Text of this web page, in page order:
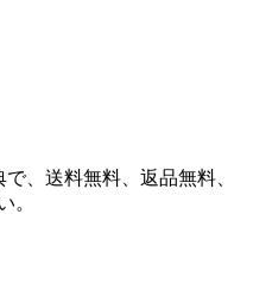
、送料無料、返品無料、
。